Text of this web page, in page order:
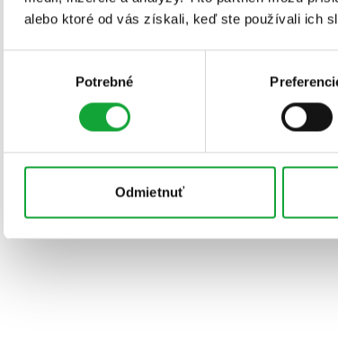
alebo ktoré od vás získali, keď ste používali ich
Potrebné
Odmietnuť